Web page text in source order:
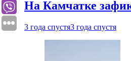
На Камчатке
3 года спустя3 года спустя